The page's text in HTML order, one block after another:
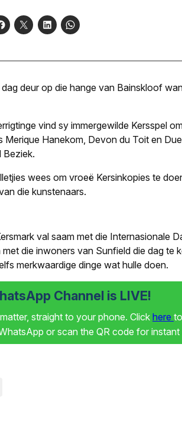
dag deur op die hange van Bainskloof
vind sy immergewilde Kersspel
Merique Hanekom, Devon du Toit en
Beziek.
wees om vroeë Kersinkopies te
die kunstenaars.
val saam met die Internasionale
die inwoners van Sunfield die dag te
merkwaardige dinge wat hulle doen.
Channel is LIVE!
straight to your phone. Click here to
or scan the QR code for instant